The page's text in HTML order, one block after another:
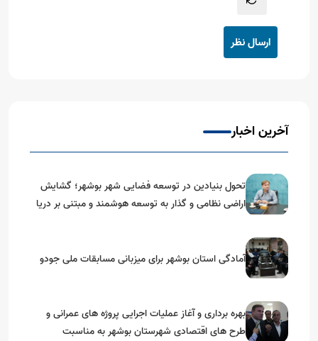
ارسال نظر
آخرین اخبار
تحول بنیادین در توسعه فضایی شهر بوشهر؛ گشایش
اراضی نظامی و گذار به توسعه هوشمند و مبتنی بر دریا
آمادگی استان بوشهر برای میزبانی مسابقات ملی جودو
بهره برداری و آغاز عملیات اجرایی پروژه های عمرانی و
طرح های اقتصادی شهرستان بوشهر به مناسبت